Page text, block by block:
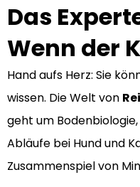
Das
Wenn der
Hand aufs Herz: Sie
wissen. Die Welt von
geht um
Abläufe bei Hund und
Zusammenspiel von